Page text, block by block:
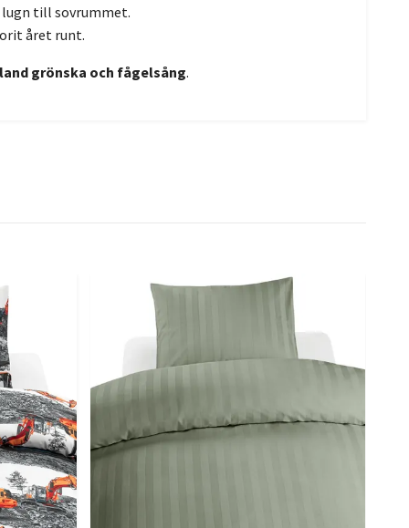
till sovrummet.
året runt.
grönska och fågelsång.